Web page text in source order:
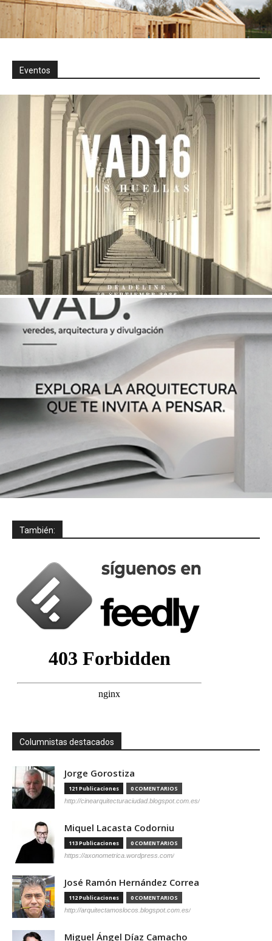
Eventos
También:
Columnistas destacados
Jorge Gorostiza
121 Publicaciones 0 COMENTARIOS
http://cinearquitecturaciudad.blogspot.com.es/
Miquel Lacasta Codorniu
113 Publicaciones 0 COMENTARIOS
https://axonometrica.wordpress.com/
José Ramón Hernández Correa
112 Publicaciones 0 COMENTARIOS
http://arquitectamoslocos.blogspot.com.es/
Miguel Ángel Díaz Camacho